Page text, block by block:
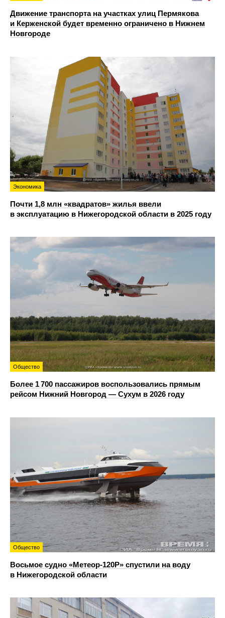
Движение транспорта на участках улиц Пермякова
и Керженской будет временно ограничено в Нижнем
Новгороде
Экономика
Почти 1,8 млн «квадратов» жилья ввели
в эксплуатацию в Нижегородской области в 2025 году
Общество
Более 1 700 пассажиров воспользовались прямым
рейсом Нижний Новгород — Сухум в 2026 году
Общество
Восьмое судно «Метеор-120Р» спустили на воду
в Нижегородской области